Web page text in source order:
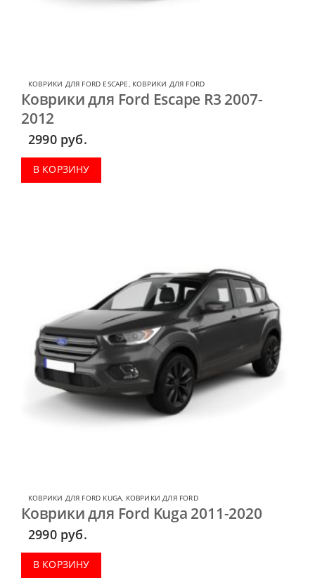
КОВРИКИ ДЛЯ FORD ESCAPE, КОВРИКИ ДЛЯ FORD
Коврики для Ford Escape R3 2007-
2012
2990 руб.
В КОРЗИНУ
КОВРИКИ ДЛЯ FORD KUGA, КОВРИКИ ДЛЯ FORD
Коврики для Ford Kuga 2011-2020
2990 руб.
В КОРЗИНУ